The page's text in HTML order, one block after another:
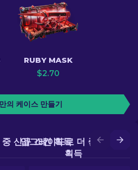
RUBY MASK
$2.70
의 케이스 만들기
업그레이드로 더 좋은 스킨
획득
신규 스킨 획득